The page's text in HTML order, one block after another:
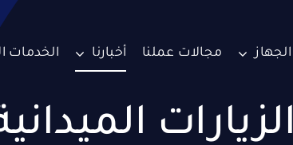
الجهاز مجالات عملنا أخبارنا الخدمات
الزيارات